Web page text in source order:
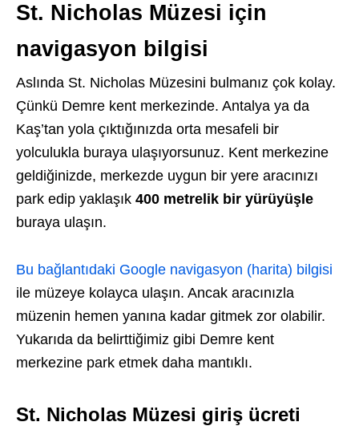
St. Nicholas Müzesi için
navigasyon bilgisi
Aslında St. Nicholas Müzesini bulmanız çok kolay.
Çünkü Demre kent merkezinde. Antalya ya da
Kaş’tan yola çıktığınızda orta mesafeli bir
yolculukla buraya ulaşıyorsunuz. Kent merkezine
geldiğinizde, merkezde uygun bir yere aracınızı
park edip yaklaşık 400 metrelik bir yürüyüşle
buraya ulaşın.
Bu bağlantıdaki Google navigasyon (harita) bilgisi
ile müzeye kolayca ulaşın. Ancak aracınızla
müzenin hemen yanına kadar gitmek zor olabilir.
Yukarıda da belirttiğimiz gibi Demre kent
merkezine park etmek daha mantıklı.
St. Nicholas Müzesi giriş ücreti